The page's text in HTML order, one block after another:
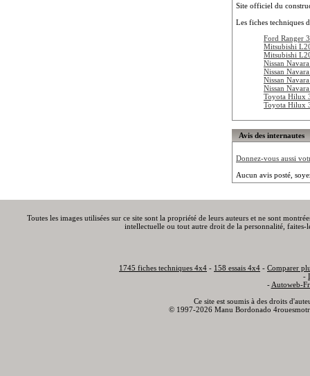
Site officiel du
Les fiches techniques
Ford Ranger
Mitsubishi
Mitsubishi
Nissan
Nissan
Nissan
Nissan
Toyota Hilux
Toyota Hilux
Avis des internautes
Donnez-vous aussi
Aucun avis posté,
Toutes les images utilisées sur ce site sont la propriété de leurs auteurs et ne sont
intellectuelle ou tout autre droit de la personnalité,
1745 fiches techniques 4x4 - 158 essais 4x4 - Comparer
-
- Autoweb-
Ce site est soumis à des droits
© 1997-2026 Manu Bordonado